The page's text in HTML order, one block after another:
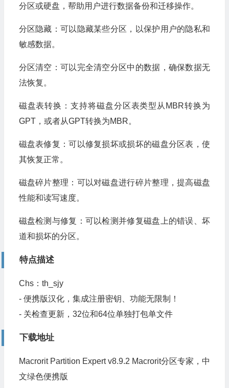
分区或硬盘，帮助用户进行数据备份和迁移操作。
分区隐藏：可以隐藏某些分区，以保护用户的隐私和
敏感数据。
分区清空：可以完全清空分区中的数据，确保数据无
法恢复。
磁盘表转换：支持将磁盘分区表类型从MBR转换为
GPT，或者从GPT转换为MBR。
磁盘表修复：可以修复损坏或损坏的磁盘分区表，使
其恢复正常。
磁盘碎片整理：可以对磁盘进行碎片整理，提高磁盘
性能和读写速度。
磁盘检测与修复：可以检测并修复磁盘上的错误、坏
道和损坏的分区。
特点描述
Chs：th_sjy
- 便携版汉化，集成注册密钥、功能无限制！
- 关检查更新，32位和64位单独打包单文件
下载地址
Macrorit Partition Expert v8.9.2 Macrorit分区专家，中
文绿色便携版